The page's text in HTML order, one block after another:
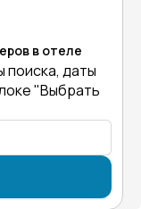
в отеле
даты
"Выбрать